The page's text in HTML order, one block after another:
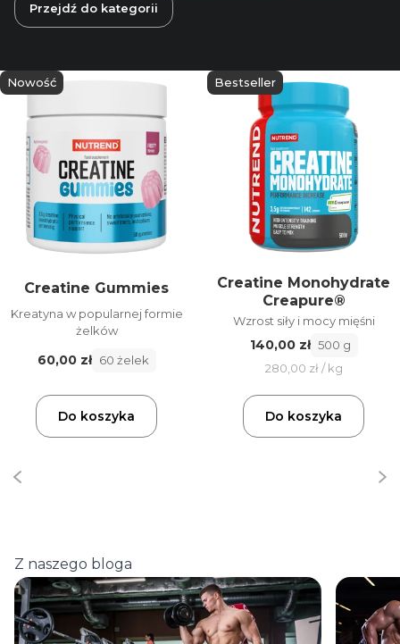
Przejdź do kategorii
Nowość
Creatine Gummies
Kreatyna w popularnej formie
żelków
60,00 zł 60 żelek
Do koszyka
Bestseller
Creatine Monohydrate
Creapure®
Wzrost siły i mocy mięśni
140,00 zł 500 g
280,00 zł / kg
Do koszyka
Z naszego bloga